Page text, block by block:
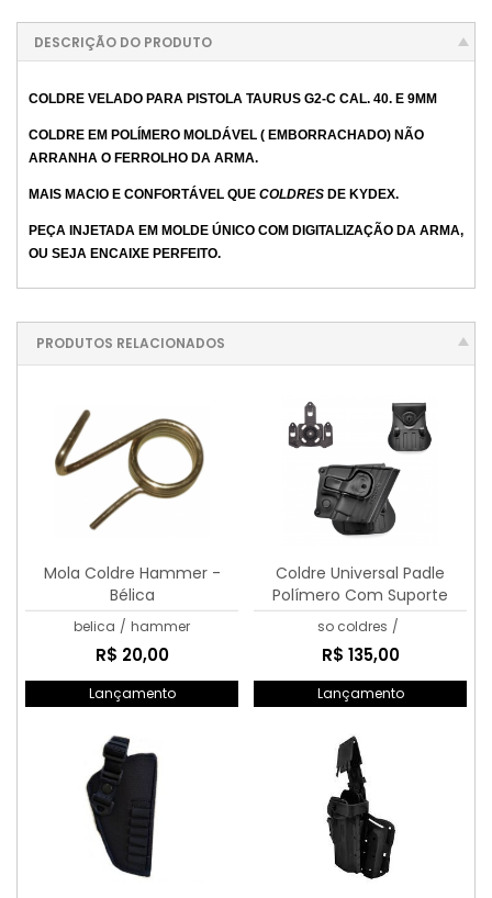
DESCRIÇÃO DO PRODUTO
COLDRE VELADO PARA PISTOLA TAURUS G2-C CAL. 40. E 9MM
COLDRE EM POLÍMERO MOLDÁVEL ( EMBORRACHADO) NÃO
ARRANHA O FERROLHO DA ARMA.
MAIS MACIO E CONFORTÁVEL QUE COLDRES DE KYDEX.
PEÇA INJETADA EM MOLDE ÚNICO COM DIGITALIZAÇÃO DA ARMA,
OU SEJA ENCAIXE PERFEITO.
PRODUTOS RELACIONADOS
Mola Coldre Hammer -
Bélica
belica / hammer
R$ 20,00
Lançamento
Coldre Universal Padle
Polímero Com Suporte
Modular
so coldres /
R$ 135,00
Lançamento